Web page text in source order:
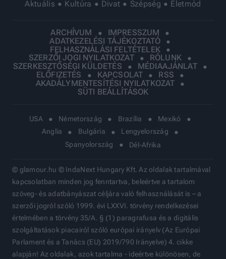
Aktuális
Kultúra Divat Szépség Életmód
ARCHÍVUM
IMPRESSZUM
ADATKEZELÉSI TÁJÉKOZTATÓ
FELHASZNÁLÁSI FELTÉTELEK
SZERZŐI JOGI NYILATKOZAT
RÓLUNK
SZERKESZTŐSÉGI KÜLDETÉS
MÉDIAAJÁNLAT
ELŐFIZETÉS
KAPCSOLAT
RSS
AKADÁLYMENTESÍTÉSI NYILATKOZAT
SÜTI BEÁLLÍTÁSOK
USA Németország Brazília
Mexikó
Anglia
Bulgária
Lengyelország
Spanyolország
Dél-Afrika
© glamour.hu © IndaNext Hungary Kft. Az oldalak tartalmával
kapcsolatban minden jog fenntartva, beleértve a tartalom
szöveg- és adatbányászat céljára való felhasználását is – a
szerzői jogról szóló 1999. évi LXXVI. törvény rendelkezései
értelmében a törvény 35/A. § (1) paragrafusa és a digitális
szolgáltatások piacairól szóló európai irányelv (Az Európai
Parlament és a Tanács (EU) 2019/790 Irányelve) 4. cikke
alapján! Az oldalak, azok tartalma - ideértve különösen, de